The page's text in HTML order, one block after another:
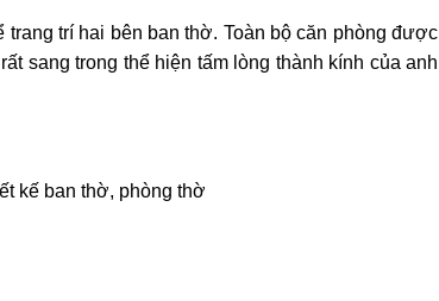
trí hai bên ban thờ. Toàn bộ căn phòng được
sang trong thể hiện tấm lòng thành kính của anh